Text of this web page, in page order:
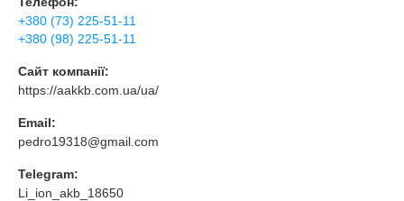
+380 (73) 225-51-11
+380 (98) 225-51-11
Сайт компанії:
https://aakkb.com.ua/ua/
Email:
pedro19318@gmail.com
Telegram:
Li_ion_akb_18650